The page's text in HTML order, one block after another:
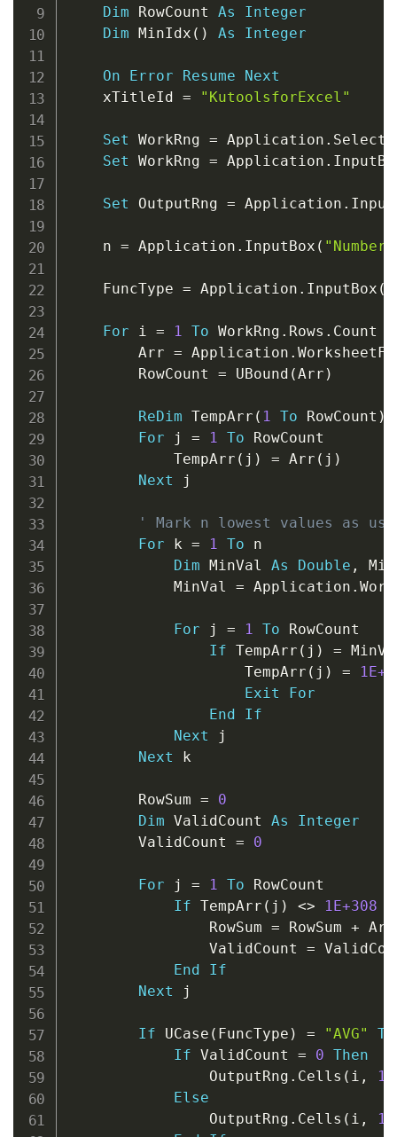
Dim RowCount As
Integer
Dim MinIdx ( ) As Integer
On Error Resume
Next
    xTitleId
= "KutoolsforExcel"
Set WorkRng = Application .
Set WorkRng = Application .
Set OutputRng = Application .
    n
= Application . InputBox (
    FuncType
= Application . InputBox (
For i = 1 To WorkRng . Rows . Count
        Arr
= Application .
        RowCount
= UBound (Arr )
ReDim TempArr ( 1 To RowCount )
For j = 1 To RowCount
            TempArr
( j ) = Arr ( j )
Next j
' Mark n lowest values as
For k = 1 To n
Dim MinVal As Double ,
            MinVal
= Application .
For j = 1 To RowCount
If TempArr ( j ) =
                    TempArr
( j ) =
Exit
For
End
If
Next j
Next k
        RowSum
=
0
Dim ValidCount As
Integer
        ValidCount
= 0
For j = 1 To RowCount
If TempArr ( j ) <> 1E+308
                RowSum
= RowSum + Arr
                ValidCount
=
End
If
Next j
If UCase ( FuncType ) = "AVG"
If ValidCount = 0 Then
                OutputRng
. Cells ( i , 1
Else
                OutputRng
. Cells ( i , 1